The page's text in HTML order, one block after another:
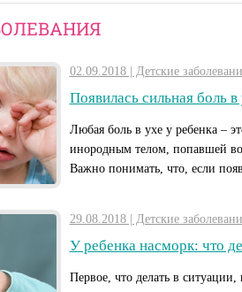
02.09.2018 | Детские
Появилась сильная боль
Любая боль в ухе у ребенка –
инородным телом, попавшей
Важно понимать, что, если
29.08.2018 | Детские
У ребенка насморк: что
Первое, что делать в ситуации,